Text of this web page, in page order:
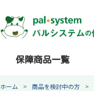
保障商品一覧
ホーム 商品を検討中の方